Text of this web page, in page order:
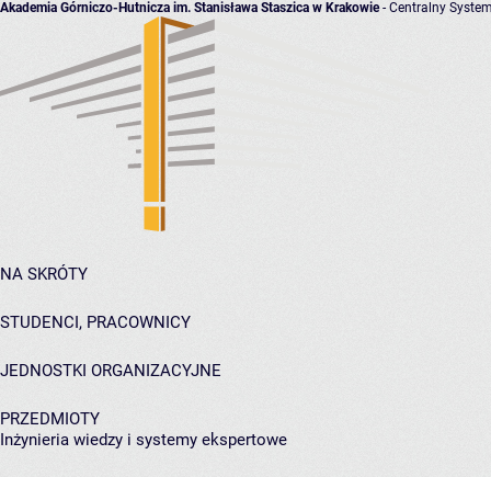
Akademia Górniczo-Hutnicza im. Stanisława Staszica w Krakowie- Centralny
NA SKRÓTY
STUDENCI, PRACOWNICY
JEDNOSTKI ORGANIZACYJNE
PRZEDMIOTY
Inżynieria wiedzy i systemy ekspertowe